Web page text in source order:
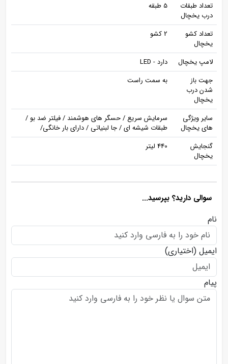
تعداد طبقات
درب یخچال
5 طبقه
تعداد کشو
یخچال
2 کشو
لامپ یخچال
دارد - LED
جهت باز
شدن درب
یخچال
به سمت راست
سایر ویژگی
های یخچال
سرمایش سریع / حسگر های هوشمند / فیلتر ضد بو /
طبقات شیشه ای / جا لبنیاتی / دارای بار خانگی/
گنجایش
یخچال
440 لیتر
سوالی دارید؟ بپرسید...
نام
ایمیل (اختیاری)
پیام